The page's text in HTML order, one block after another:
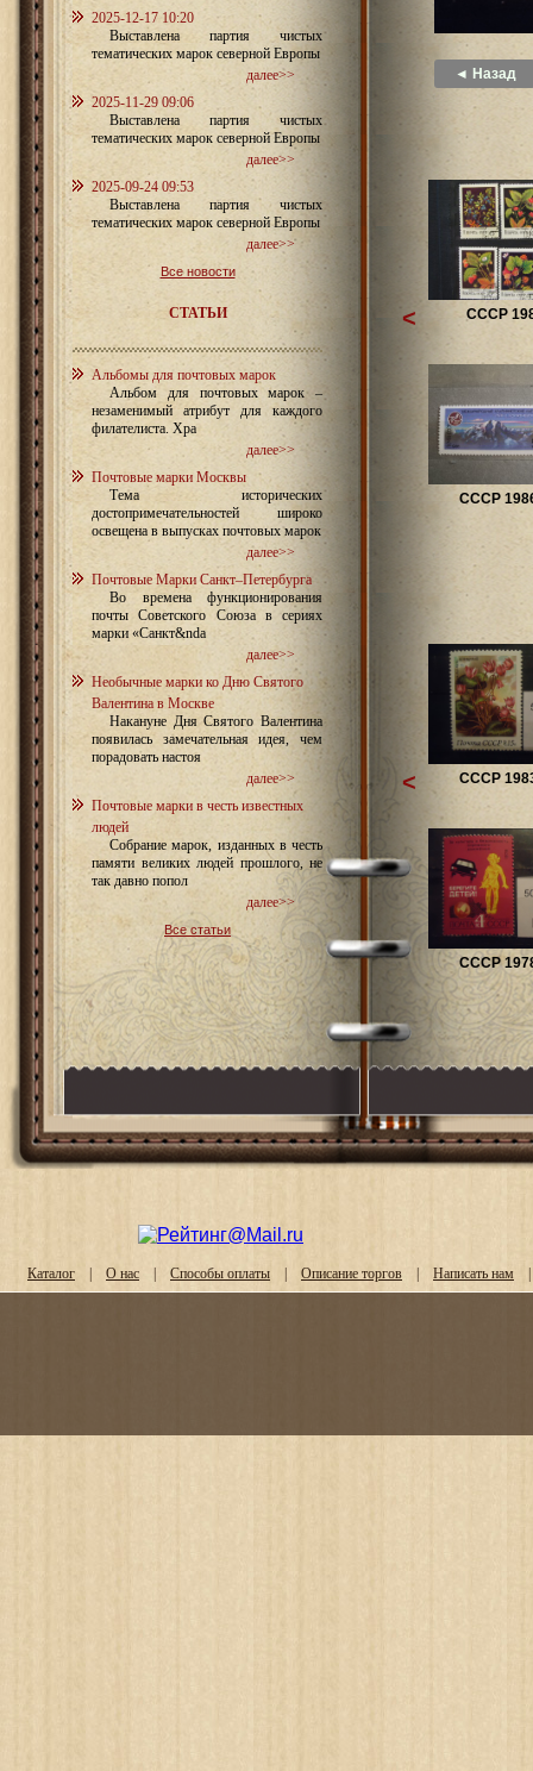
2025-12-17 10:20
Выставлена партия чистых
тематических марок северной Европы
далее>>
2025-11-29 09:06
Выставлена партия чистых
тематических марок северной Европы
далее>>
2025-09-24 09:53
Выставлена партия чистых
тематических марок северной Европы
далее>>
Все новости
СТАТЬИ
Альбомы для почтовых марок
Альбом для почтовых марок –
незаменимый атрибут для каждого
филателиста. Хра
далее>>
Почтовые марки Москвы
Тема исторических
достопримечательностей широко
освещена в выпусках почтовых марок
далее>>
Почтовые Марки Санкт–Петербурга
Во времена функционирования
почты Советского Союза в сериях
марки «Санкт&nda
далее>>
Необычные марки ко Дню Святого
Валентина в Москве
Накануне Дня Святого Валентина
появилась замечательная идея, чем
порадовать настоя
далее>>
Почтовые марки в честь известных
людей
Собрание марок, изданных в честь
памяти великих людей прошлого, не
так давно попол
далее>>
Все статьи
◄ Назад
СССР
СССР
<
СССР
СССР
<
Каталог | О нас | Способы оплаты | Описание торгов | Написать нам |